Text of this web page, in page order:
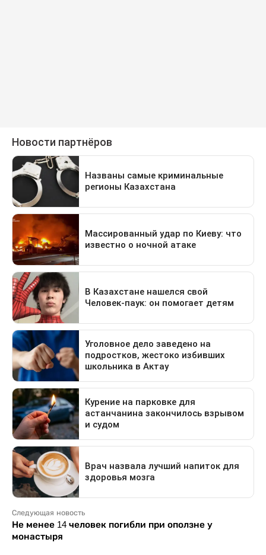
Следующая новость
Не менее 14 человек погибли при оползне у
монастыря